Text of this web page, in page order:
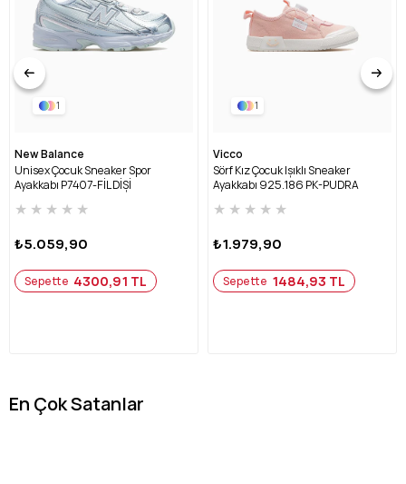
1
New Balance
Unisex Çocuk Sneaker Spor
Ayakkabı P7407-FİL DİŞİ
★ ★ ★ ★ ★
₺5.059,90
Sepette 4300,91 TL
1
Vicco
Sörf Kız Çocuk Işıklı Sneaker
Ayakkabı 925.186 PK-PUDRA
★ ★ ★ ★ ★
₺1.979,90
Sepette 1484,93 TL
En Çok Satanlar